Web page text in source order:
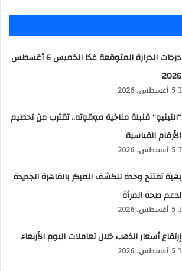
درجات الحرارة المتوقعة غدًا الخميس 6 أغسطس
2026
5 أغسطس، 2026
“النينيو” قنبلة مناخية موقوته.. تقترب من تحطيم
الأرقام القياسية
5 أغسطس، 2026
بهية تفتتح وحدة للكشف المبكر بالقاهرة الجديدة
لدعم صحة المرأة
5 أغسطس، 2026
إرتفاع أسعار الذهب خلال تعاملات اليوم الأربعاء
5 أغسطس، 2026